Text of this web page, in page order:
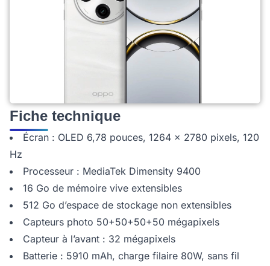
Fiche technique
Écran : OLED 6,78 pouces, 1264 x 2780 pixels, 120
Hz
Processeur : MediaTek Dimensity 9400
16 Go de mémoire vive extensibles
512 Go d’espace de stockage non extensibles
Capteurs photo 50+50+50+50 mégapixels
Capteur à l’avant : 32 mégapixels
Batterie : 5910 mAh, charge filaire 80W, sans fil